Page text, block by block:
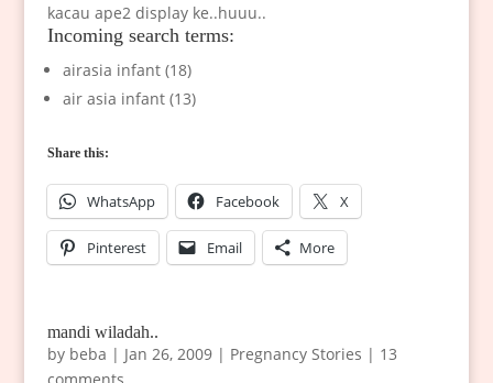
kacau ape2 display ke..huuu..
Incoming search terms:
airasia infant (18)
air asia infant (13)
Share this:
WhatsApp Facebook X
Pinterest Email More
mandi wiladah..
by beba | Jan 26, 2009| Pregnancy Stories | 13